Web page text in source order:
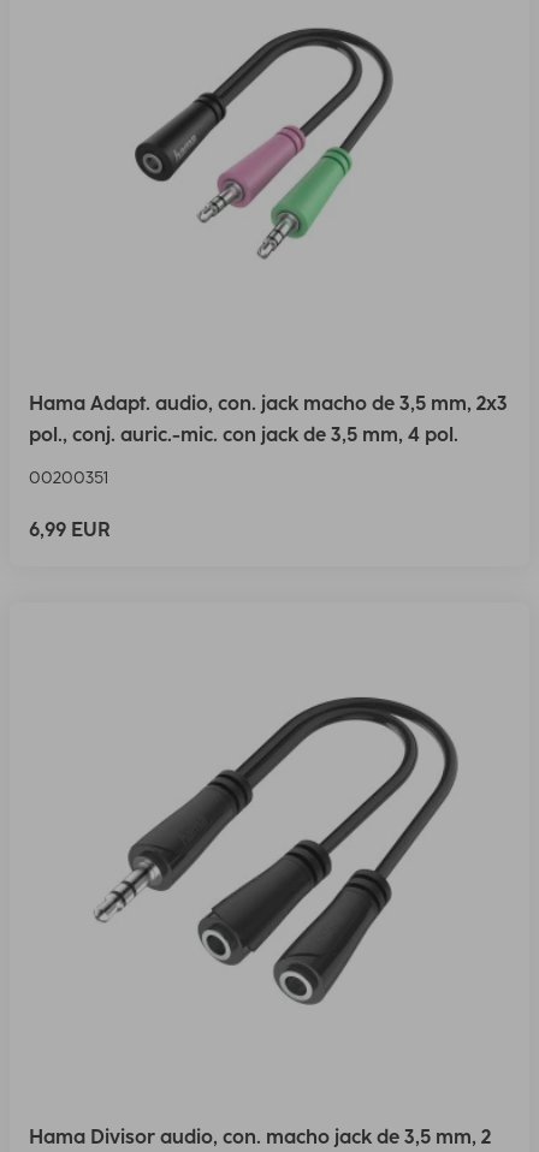
Hama Adapt. audio, con. jack macho de 3,5 mm, 2x3
pol., conj. auric.-mic. con jack de 3,5 mm, 4 pol.
00200351
6,99 EUR
Hama Divisor audio, con. macho jack de 3,5 mm, 2